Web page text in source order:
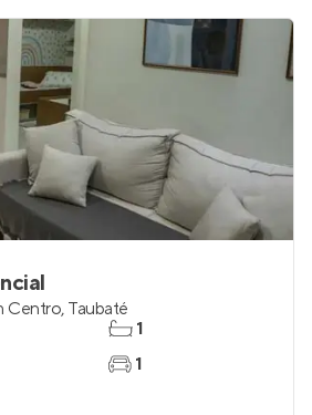
Centro, Taubaté
1
1